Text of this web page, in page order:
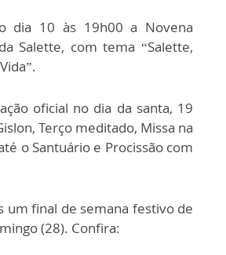
dia 10 às 19h00 a Novena
Salette, com tema “Salette,
oficial no dia da santa, 19
Terço meditado, Missa na
o Santuário e Procissão com
um final de semana festivo de
(28). Confira: